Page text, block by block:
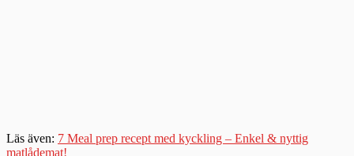
Läs även: 7 Meal prep recept med kyckling – Enkel & nyttig
matlådemat!